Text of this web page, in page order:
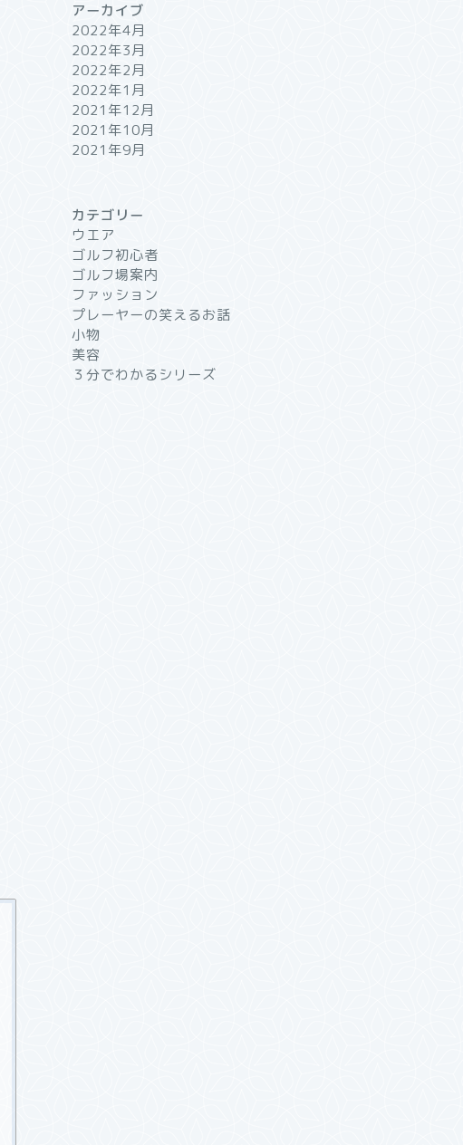
アーカイブ
2022年4月
2022年3月
2022年2月
2022年1月
2021年12月
2021年10月
2021年9月
カテゴリー
ウエア
ゴルフ初心者
ゴルフ場案内
ファッション
プレーヤーの笑えるお話
小物
美容
３分でわかるシリーズ